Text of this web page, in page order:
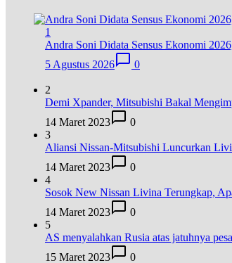
1
Andra Soni Didata Sensus Ekonomi
5 Agustus 2026
0
2
Demi Xpander, Mitsubishi Bakal
14 Maret 2023
0
3
Aliansi Nissan-Mitsubishi Luncurkan
14 Maret 2023
0
4
Sosok New Nissan Livina Terungkap,
14 Maret 2023
0
5
AS menyalahkan Rusia atas jatuhnya
15 Maret 2023
0